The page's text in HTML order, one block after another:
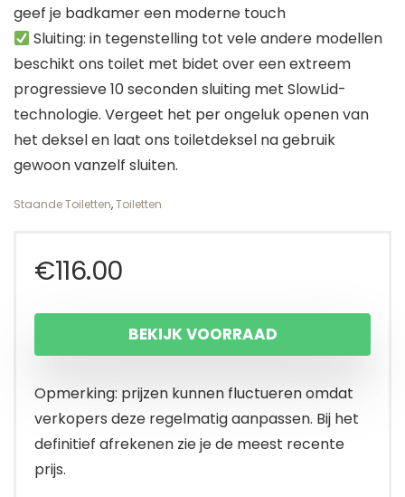
geef je badkamer een moderne touch
Sluiting: in tegenstelling tot vele andere modellen
beschikt ons toilet met bidet over een extreem
progressieve 10 seconden sluiting met SlowLid-
technologie. Vergeet het per ongeluk openen van
het deksel en laat ons toiletdeksel na gebruik
gewoon vanzelf sluiten.
Staande Toiletten,Toiletten
€116.00
BEKIJK VOORRAAD
Opmerking: prijzen kunnen fluctueren omdat
verkopers deze regelmatig aanpassen. Bij het
definitief afrekenen zie je de meest recente
prijs.